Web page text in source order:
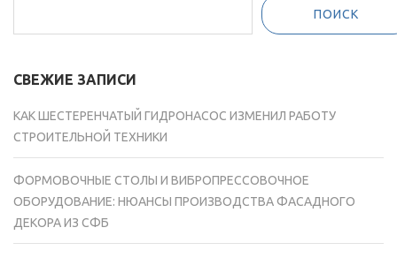
ПОИСК
СВЕЖИЕ ЗАПИСИ
КАК ШЕСТЕРЕНЧАТЫЙ ГИДРОНАСОС ИЗМЕНИЛ РАБОТУ
СТРОИТЕЛЬНОЙ ТЕХНИКИ
ФОРМОВОЧНЫЕ СТОЛЫ И ВИБРОПРЕССОВОЧНОЕ
ОБОРУДОВАНИЕ: НЮАНСЫ ПРОИЗВОДСТВА ФАСАДНОГО
ДЕКОРА ИЗ СФБ